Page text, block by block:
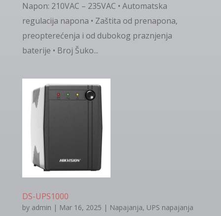
Napon: 210VAC – 235VAC • Automatska
regulacija napona • Zaštita od prenapona,
preopterećenja i od dubokog praznjenja
baterije • Broj Šuko...
DS-UPS1000
by admin | Mar 16, 2025 | Napajanja, UPS napajanja